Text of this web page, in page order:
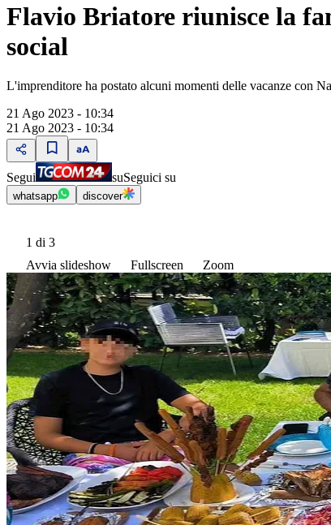
Flavio Briatore riunisce la
social
L'imprenditore ha postato alcuni momenti delle vacanze con
21 Ago 2023 - 10:34
21 Ago 2023 - 10:34
Segui suSeguici su
whatsapp discover
1 di 3
Avvia slideshow
Fullscreen Zoom